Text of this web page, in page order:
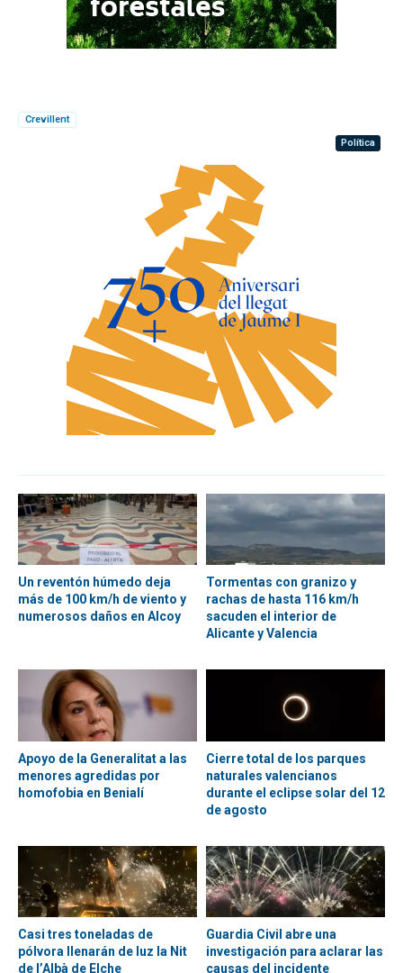
Crevillent
Política
Un reventón húmedo deja
más de 100 km/h de viento y
numerosos daños en Alcoy
Tormentas con granizo y
rachas de hasta 116 km/h
sacuden el interior de
Alicante y Valencia
Apoyo de la Generalitat a las
menores agredidas por
homofobia en Benialí
Cierre total de los parques
naturales valencianos
durante el eclipse solar del 12
de agosto
Casi tres toneladas de
pólvora llenarán de luz la Nit
de l’Albà de Elche
Guardia Civil abre una
investigación para aclarar las
causas del incidente